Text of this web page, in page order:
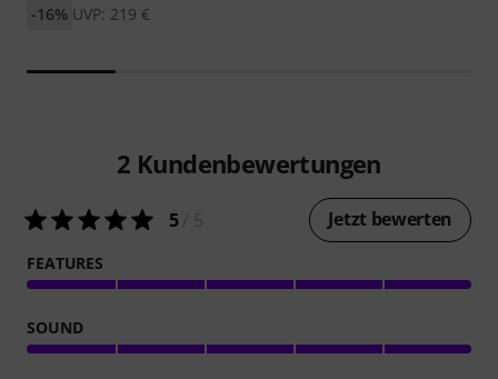
UVP: 219 €
-16%
2 Kundenbewertungen
5/ 5 Jetzt bewerten
FEATURES
SOUND